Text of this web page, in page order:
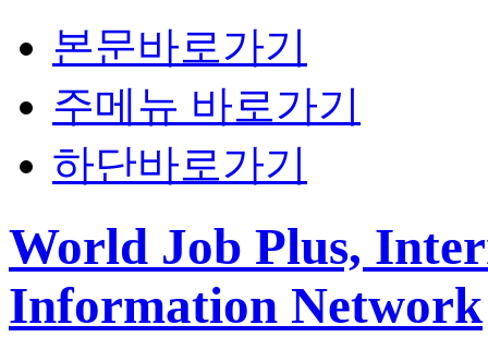
본문바로가기
주메뉴 바로가기
하단바로가기
World Job Plus,
Information Network